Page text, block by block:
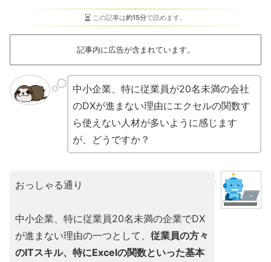
この記事は約15分で読めます。
記事内に広告が含まれています。
中小企業、特に従業員が20名未満の会社
のDXが進まない理由にエクセルの関数す
ら使えない人材が多いように感じます
が、どうですか？
おっしゃる通り
中小企業、特に従業員20名未満の企業でDX
が進まない理由の一つとして、 従業員の方々
のITスキル、特にExcelの関数といった基本